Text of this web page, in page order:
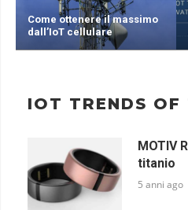
Come ottenere il massimo
dall’IoT cellulare
IOT TRENDS OF
MOTIV
titanio
5 anni ago